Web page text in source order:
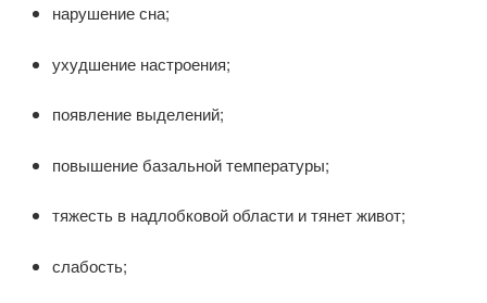
нарушение сна;
ухудшение настроения;
появление выделений;
повышение базальной температуры;
тяжесть в надлобковой области и тянет живот;
слабость;